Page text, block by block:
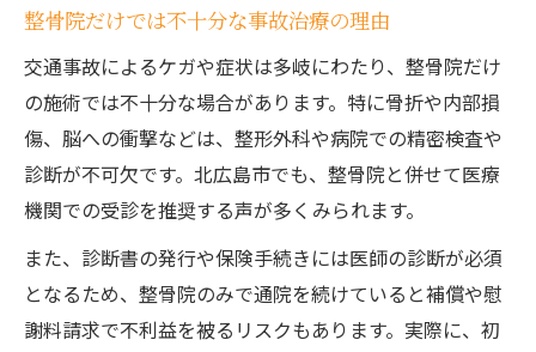
整骨院だけでは不十分な事故治療の理由
交通事故によるケガや症状は多岐にわたり、整骨院だけ
の施術では不十分な場合があります。特に骨折や内部損
傷、脳への衝撃などは、整形外科や病院での精密検査や
診断が不可欠です。北広島市でも、整骨院と併せて医療
機関での受診を推奨する声が多くみられます。
また、診断書の発行や保険手続きには医師の診断が必須
となるため、整骨院のみで通院を続けていると補償や慰
謝料請求で不利益を被るリスクもあります。実際に、初